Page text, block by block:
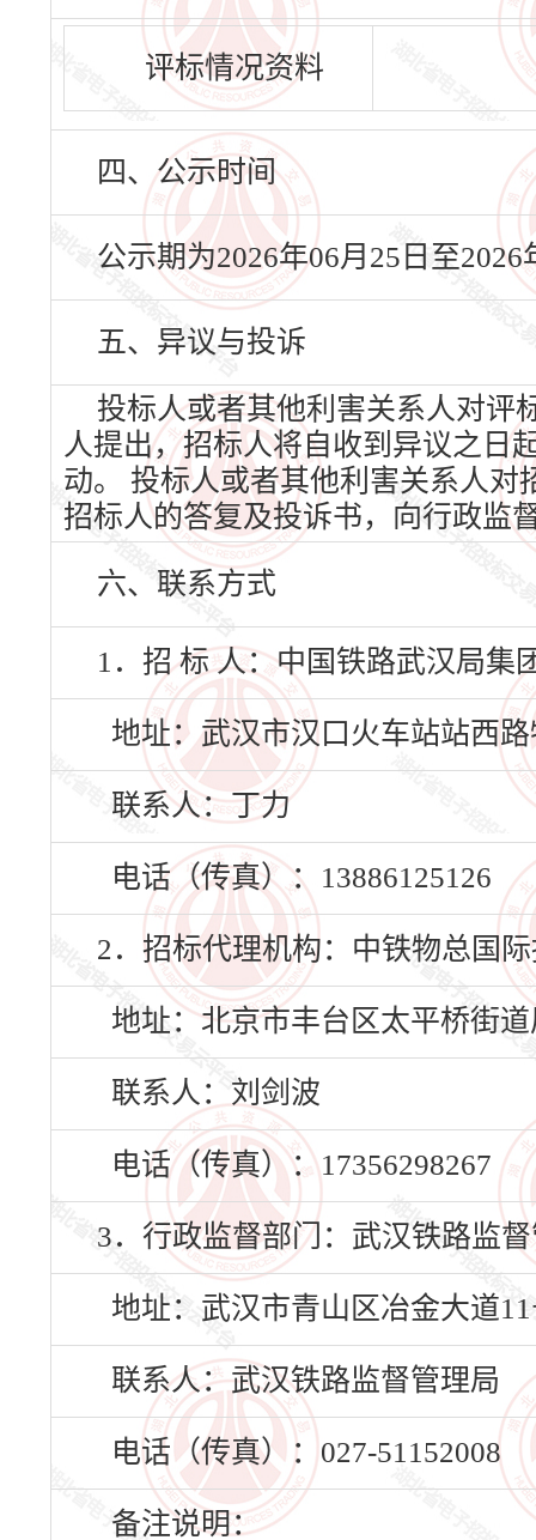
评标情况资料
四、公示时间
公示期为2026年06月25日至
五、异议与投诉
投标人或者其他利害关系人对评
人提出，招标人将自收到异议之日
动。 投标人或者其他利害关系人
招标人的答复及投诉书，向行政监
六、联系方式
1．招 标 人：中国铁路武汉局集
地址：武汉市汉口火车站站西
联系人：丁力
电话（传真）：13886125126
2．招标代理机构：中铁物总国
地址：北京市丰台区太平桥街
联系人：刘剑波
电话（传真）：17356298267
3．行政监督部门：武汉铁路监
地址：武汉市青山区冶金大道
联系人：武汉铁路监督管理局
电话（传真）：027-51152008
备注说明：